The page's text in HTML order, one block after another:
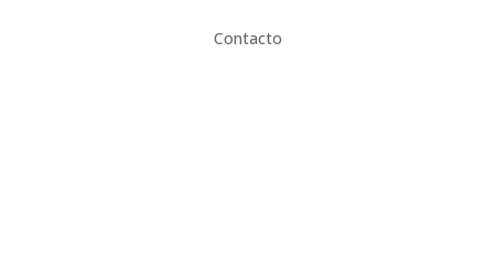
Contacto